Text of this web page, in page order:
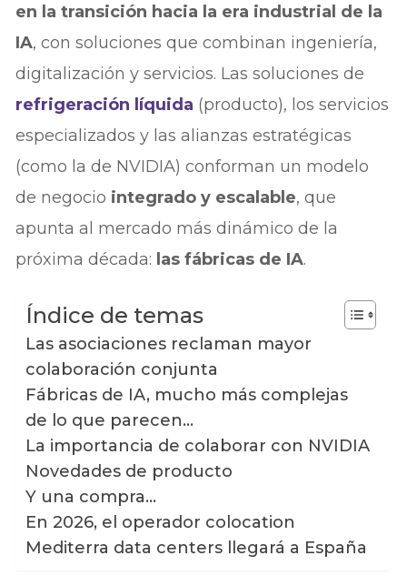
en la transición hacia la era industrial de la
IA, con soluciones que combinan ingeniería,
digitalización y servicios. Las soluciones de
refrigeración líquida (producto), los servicios
especializados y las alianzas estratégicas
(como la de NVIDIA) conforman un modelo
de negocio integrado y escalable, que
apunta al mercado más dinámico de la
próxima década: las fábricas de IA.
Índice de temas
Las asociaciones reclaman mayor
colaboración conjunta
Fábricas de IA, mucho más complejas
de lo que parecen…
La importancia de colaborar con NVIDIA
Novedades de producto
Y una compra…
En 2026, el operador colocation
Mediterra data centers llegará a España